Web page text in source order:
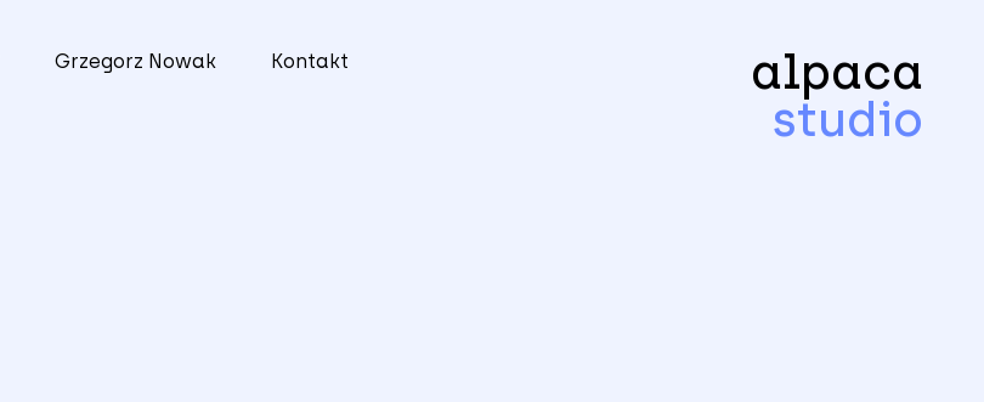
Grzegorz Nowak Kontakt
alpaca
studio